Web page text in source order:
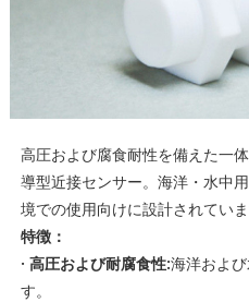
高圧および腐食耐性を備えた一
導型近接センサー。海洋・水中
境での使用向けに設計されていま
特徴：
· 高圧および耐腐食性:海洋およ
す。